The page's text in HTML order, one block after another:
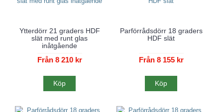
Ytterdörr 21 graders HDF
slät med runt glas
inåtgående
Från 8 210 kr
Köp
Parförrådsdörr 18 graders
HDF slät
Från 8 155 kr
Köp